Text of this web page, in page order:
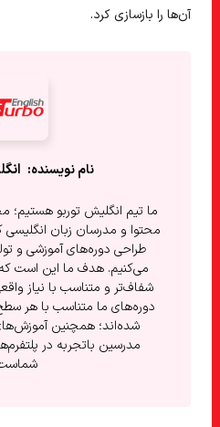
آن‌ها را بازسازی کرد.
ما تیم انگلیش توربو هستیم؛
محتوا و مدرسان زبان
طراحی دوره‌های آموزشی و
می‌کنیم. هدف ما این است که
شفاف‌تر و متناسب با نیاز
دوره‌های ما متناسب با هر
شده‌اند؛ همچنین
مدرسین باتجربه در
شماست.